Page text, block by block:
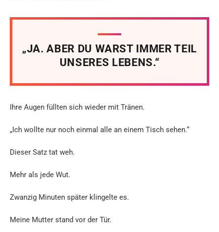
„JA. ABER DU WARST IMMER TEIL
UNSERES LEBENS.“
Ihre Augen füllten sich wieder mit Tränen.
„Ich wollte nur noch einmal alle an einem Tisch sehen.“
Dieser Satz tat weh.
Mehr als jede Wut.
Zwanzig Minuten später klingelte es.
Meine Mutter stand vor der Tür.